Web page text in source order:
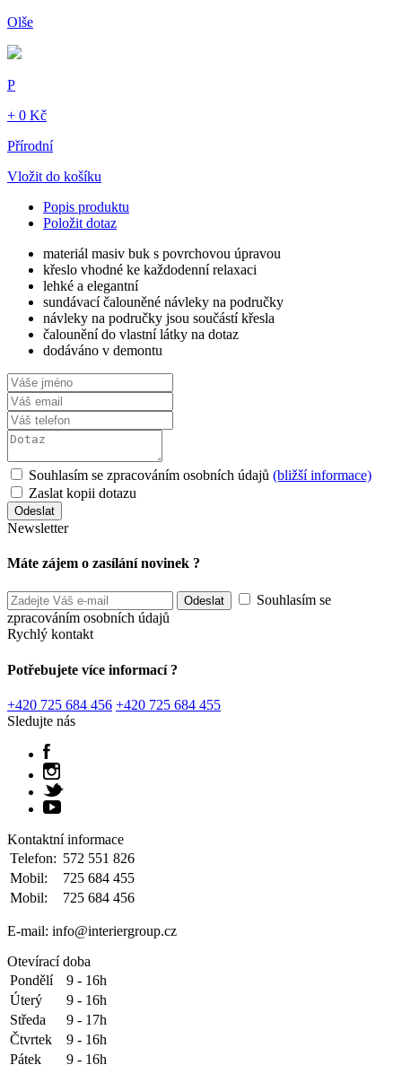
Olše
P
+ 0 Kč
Přírodní
Vložit do košíku
Popis produktu
Položit dotaz
materiál masiv buk s povrchovou úpravou
křeslo vhodné ke každodenní relaxaci
lehké a elegantní
sundávací čalouněné návleky na područky
návleky na područky jsou součástí křesla
čalounění do vlastní látky na dotaz
dodáváno v demontu
Souhlasím se zpracováním osobních údajů (bližší informace)
Zaslat kopii dotazu
Newsletter
Máte zájem o zasílání novinek ?
Souhlasím se
zpracováním osobních údajů
Rychlý kontakt
Potřebujete více informací ?
+420 725 684 456 +420 725 684 455
Sledujte nás
Kontaktní informace
Telefon: 572 551 826
Mobil:
725 684 455
Mobil:
725 684 456
E-mail: info@interiergroup.cz
Otevírací doba
Pondělí
9 - 16h
Úterý
9 - 16h
Středa
9 - 17h
Čtvrtek
9 - 16h
Pátek
9 - 16h